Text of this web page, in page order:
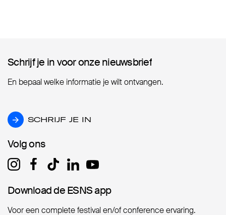
Schrijf je in voor onze nieuwsbrief
Schrijf je in voor onze nieuwsbrief
En bepaal welke informatie je wilt ontvangen.
SCHRIJF JE IN
SCHRIJF JE IN
Volg ons
Volg ons
Download de ESNS app
Download de ESNS app
Voor een complete festival en/of conference ervaring.